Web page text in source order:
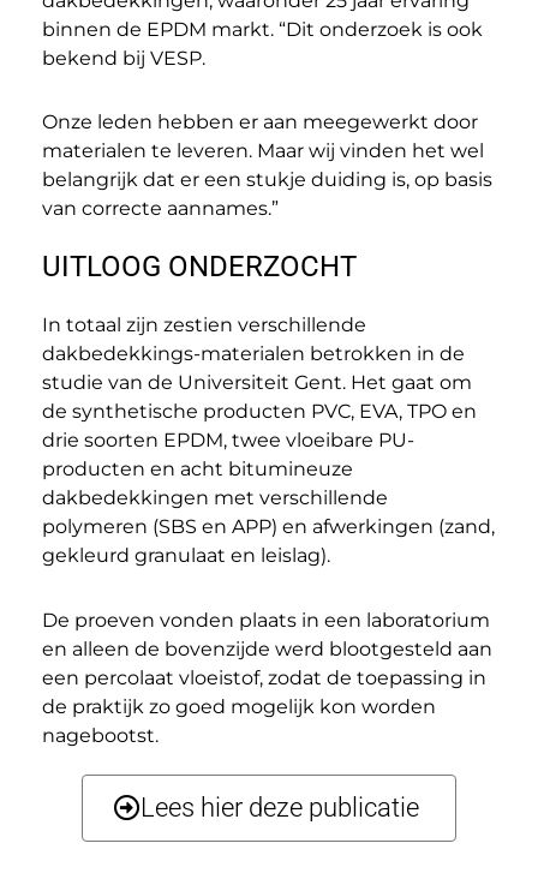
binnen de EPDM markt. “Dit onderzoek is ook
bekend bij VESP.
Onze leden hebben er aan meegewerkt door
materialen te leveren. Maar wij vinden het wel
belangrijk dat er een stukje duiding is, op basis
van correcte aannames.”
UITLOOG ONDERZOCHT
In totaal zijn zestien verschillende
dakbedekkings-materialen betrokken in de
studie van de Universiteit Gent. Het gaat om
de synthetische producten PVC, EVA, TPO en
drie soorten EPDM, twee vloeibare PU-
producten en acht bitumineuze
dakbedekkingen met verschillende
polymeren (SBS en APP) en afwerkingen (zand,
gekleurd granulaat en leislag).
De proeven vonden plaats in een laboratorium
en alleen de bovenzijde werd blootgesteld aan
een percolaat vloeistof, zodat de toepassing in
de praktijk zo goed mogelijk kon worden
nagebootst.
Lees hier deze publicatie